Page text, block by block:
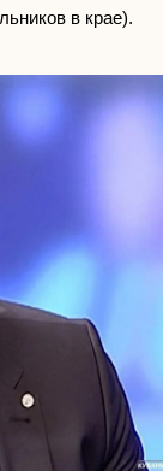
в крае).